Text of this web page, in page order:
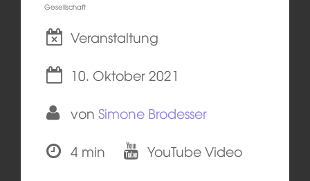
Gesellschaft
Veranstaltung
10. Oktober 2021
von Simone Brodesser
4 min
YouTube Video